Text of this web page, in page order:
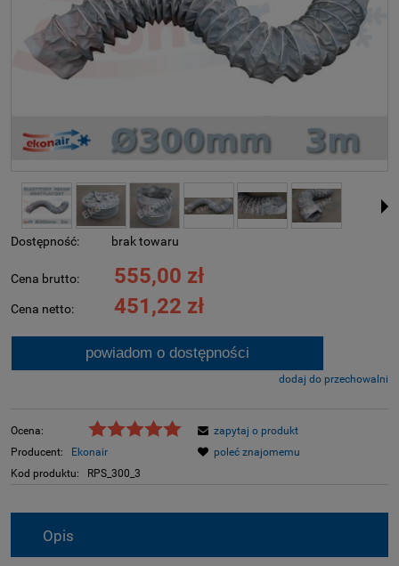
Dostępność: brak towaru
Cena brutto: 555,00 zł
Cena netto: 451,22 zł
powiadom o dostępności
dodaj do przechowalni
Ocena:
Producent:
Ekonair
Kod produktu:
RPS_300_3
zapytaj o produkt
poleć znajomemu
Opis